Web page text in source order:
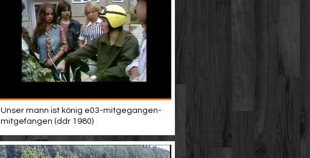
Unser mann ist könig e03-mitgegangen-
mitgefangen (ddr 1980)